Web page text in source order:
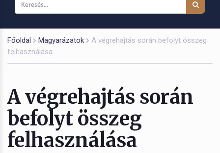
Főoldal Magyarázatok
A végrehajtás során befolyt összeg
felhasználása
A végrehajtás során
befolyt összeg
felhasználása